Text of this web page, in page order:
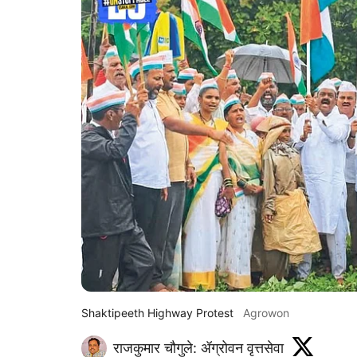
Shaktipeeth Highway Protest Agrowon
राजकुमार चौगुले: ॲग्रोवन वृत्तसेवा